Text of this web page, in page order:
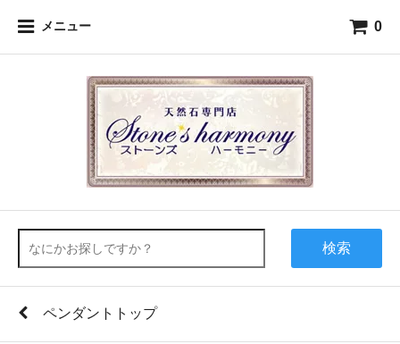
メニュー 0
検索
ペンダントトップ